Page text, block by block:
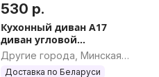
530 р.
Кухонный диван А17
диван угловой
РАССРОЧКА доставк
Другие города, Минская
область
Доставка по Беларуси